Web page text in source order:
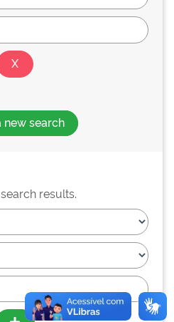
new search
results.